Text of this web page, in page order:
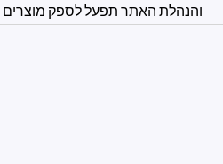
והנהלת האתר תפעל לספק מוצרים